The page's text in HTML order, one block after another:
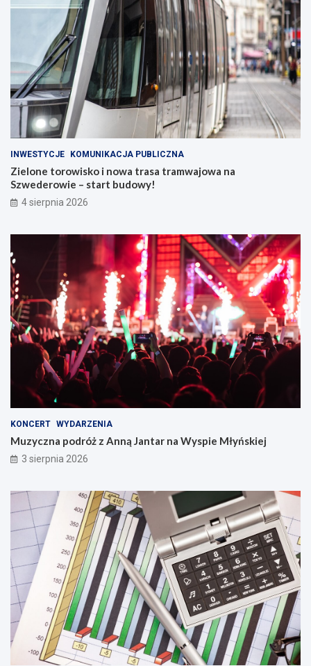
INWESTYCJE KOMUNIKACJA PUBLICZNA
Zielone torowisko i nowa trasa tramwajowa na
Szwederowie – start budowy!
4 sierpnia 2026
KONCERT WYDARZENIA
Muzyczna podróż z Anną Jantar na Wyspie Młyńskiej
3 sierpnia 2026